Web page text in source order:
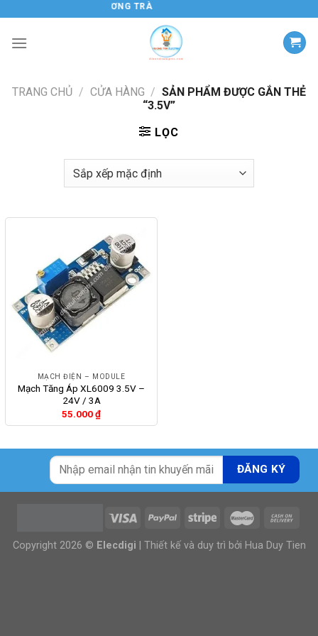
nội
ĐIỆN TỬ HƯƠNG TRÀ
TRANG CHỦ / CỬA HÀNG / SẢN PHẨM ĐƯỢC GẮN THẺ
“3.5V”
LỌC
MẠCH ĐIỆN – MODULE
Mạch Tăng Áp XL6009 3.5V –
24V / 3A
55.000₫
Copyright 2026 © Elecdigi | Thiết kế và duy trì bởi Hua Duy Tien